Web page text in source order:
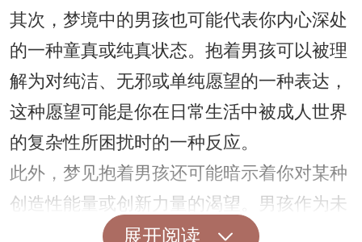
其次，梦境中的男孩也可能代表你内心深处
的一种童真或纯真状态。抱着男孩可以被理
解为对纯洁、无邪或单纯愿望的一种表达，
这种愿望可能是你在日常生活中被成人世界
的复杂性所困扰时的一种反应。
此外，梦见抱着男孩还可能暗示着你对某种
创造性能量或创新力量的渴望。男孩作为未
来的象征，可能表明你正在追求某种新的创
展开阅读